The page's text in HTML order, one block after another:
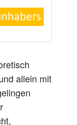
allein mit